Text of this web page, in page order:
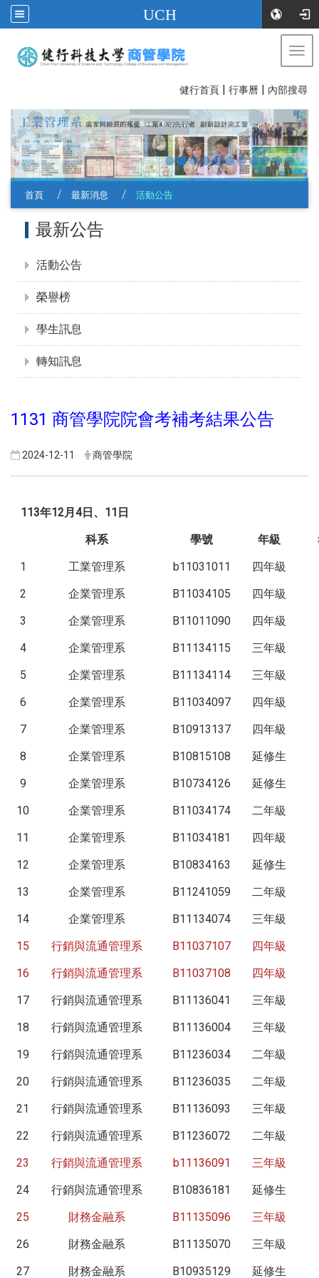
UCH
健行首頁 | 行事曆 | 內部搜尋
首頁 最新消息 活動公告
最新公告
活動公告
榮譽榜
學生訊息
轉知訊息
1131 商管學院院會考補考結果公告
2024-12-11 商管學院
113年12月4日、11日
科系
學號 年級
1
工業管理系 b11031011
四年級
2
企業管理系 B11034105
四年級
3
企業管理系 B11011090
四年級
4
企業管理系 B11134115
三年級
5
企業管理系 B11134114
三年級
6
企業管理系 B11034097
四年級
7
企業管理系 B10913137
四年級
8
企業管理系 B10815108
延修生
9
企業管理系 B10734126
延修生
10
企業管理系 B11034174
二年級
11
企業管理系 B11034181
四年級
12
企業管理系 B10834163
延修生
13
企業管理系 B11241059
二年級
14
企業管理系 B11134074
三年級
15
行銷與流通管理系 B11037107
四年級
16
行銷與流通管理系 B11037108
四年級
17
行銷與流通管理系 B11136041
三年級
18
行銷與流通管理系 B11136004
三年級
19
行銷與流通管理系 B11236034
二年級
20
行銷與流通管理系 B11236035
二年級
21
行銷與流通管理系 B11136093
三年級
22
行銷與流通管理系 B11236072
二年級
23
行銷與流通管理系 b11136091
三年級
24
行銷與流通管理系 B10836181
延修生
25
財務金融系 B11135096
三年級
26
財務金融系 B11135070
三年級
27
財務金融系 B10935129 延修生